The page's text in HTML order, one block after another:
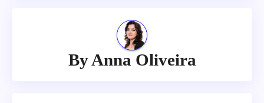
ByAnna Oliveira